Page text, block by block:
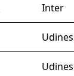
Inter